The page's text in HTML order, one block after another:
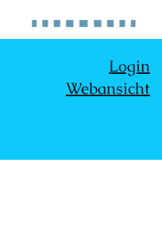
Login
Webansicht